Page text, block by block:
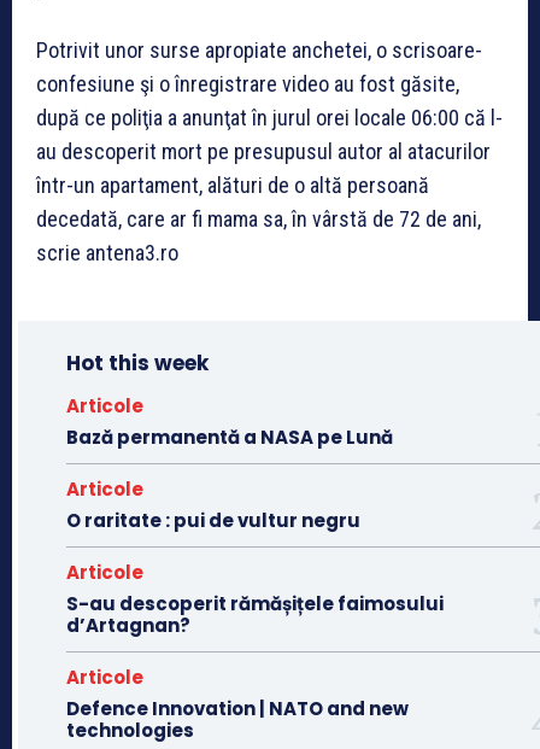
Potrivit unor surse apropiate anchetei, o scrisoare-
confesiune şi o înregistrare video au fost găsite,
după ce poliţia a anunţat în jurul orei locale 06:00 că l-
au descoperit mort pe presupusul autor al atacurilor
într-un apartament, alături de o altă persoană
decedată, care ar fi mama sa, în vârstă de 72 de ani,
scrie antena3.ro
Hot this week
Articole
Bază permanentă a NASA pe Lună
Articole
O raritate : pui de vultur negru
Articole
S-au descoperit rămășițele faimosului
d’Artagnan?
Articole
Defence Innovation | NATO and new
technologies